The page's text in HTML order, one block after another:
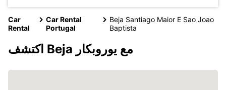
Car
Rental
Car Rental
Portugal
Beja Santiago Maior E Sao Joao
Baptista
اكتشف Beja مع يوروبكار